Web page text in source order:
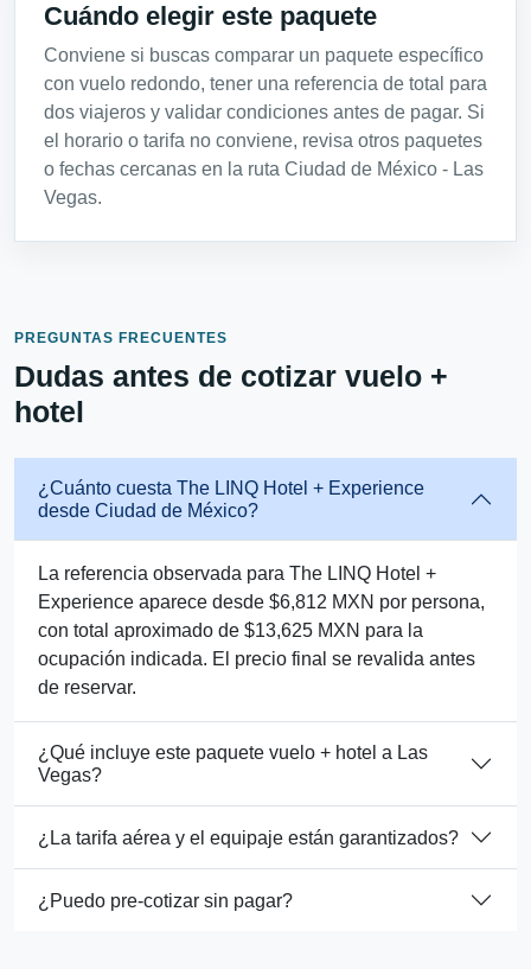
Cuándo elegir este paquete
Conviene si buscas comparar un paquete específico
con vuelo redondo, tener una referencia de total para
dos viajeros y validar condiciones antes de pagar. Si
el horario o tarifa no conviene, revisa otros paquetes
o fechas cercanas en la ruta Ciudad de México - Las
Vegas.
PREGUNTAS FRECUENTES
Dudas antes de cotizar vuelo +
hotel
¿Cuánto cuesta The LINQ Hotel + Experience
desde Ciudad de México?
La referencia observada para The LINQ Hotel +
Experience aparece desde $6,812 MXN por persona,
con total aproximado de $13,625 MXN para la
ocupación indicada. El precio final se revalida antes
de reservar.
¿Qué incluye este paquete vuelo + hotel a Las
Vegas?
¿La tarifa aérea y el equipaje están garantizados?
¿Puedo pre-cotizar sin pagar?